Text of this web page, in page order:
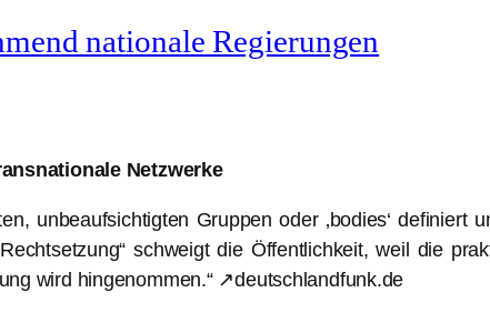
nationale Regierungen
Netzwerke
unbeaufsichtigten Gruppen oder ‚bodies‘ definiert
schweigt die Öffentlichkeit, weil die
wird hingenommen.“ ↗deutschlandfunk.de